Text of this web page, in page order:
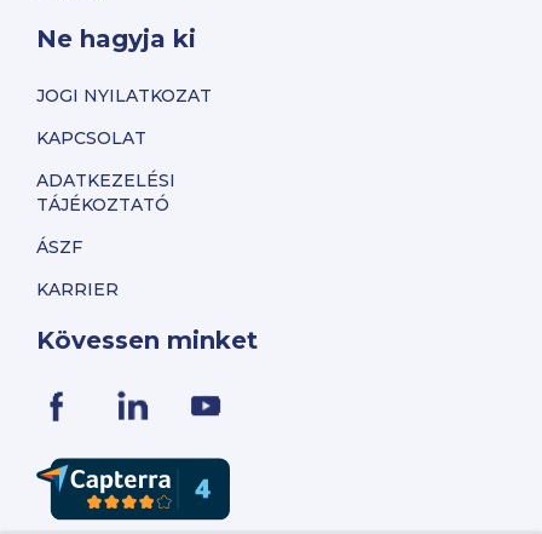
Ne hagyja ki
JOGI NYILATKOZAT
KAPCSOLAT
ADATKEZELÉSI
TÁJÉKOZTATÓ
ÁSZF
KARRIER
Kövessen minket